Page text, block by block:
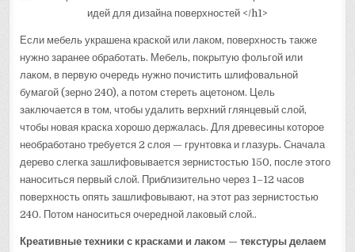
Если мебель украшена краской или лаком, поверхность также
нужно заранее обработать. Мебель, покрытую фольгой или
лаком, в первую очередь нужно почистить шлифовальной
бумагой (зерно 240), а потом стереть ацетоном. Цель
заключается в том, чтобы удалить верхний глянцевый слой,
чтобы новая краска хорошо держалась. Для древесины которое
необработано требуется 2 слоя — грунтовка и глазурь. Сначала
дерево слегка зашлифовывается зернистостью 150, после этого
наноситься первый слой. Приблизительно через 1–12 часов
поверхность опять зашлифовывают, на этот раз зернистостью
240. Потом наноситься очередной лаковый слой..
Креативные техники с красками и лаком — текстуры делаем